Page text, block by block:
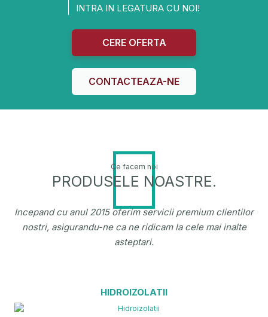
INTRA IN LEGATURA CU NOI!
CERE OFERTA
CONTACTEAZA-NE
Ce facem noi
PRODUSELE NOASTRE.
Incepand cu anul 2015 oferim servicii premium clientilor
nostri, asigurandu-ne ca ne ridicam la cele mai inalte
asteptari.
HIDROIZOLATII